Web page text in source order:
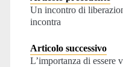
Un incontro di
incontra
Articolo successivo
L’importanza di essere